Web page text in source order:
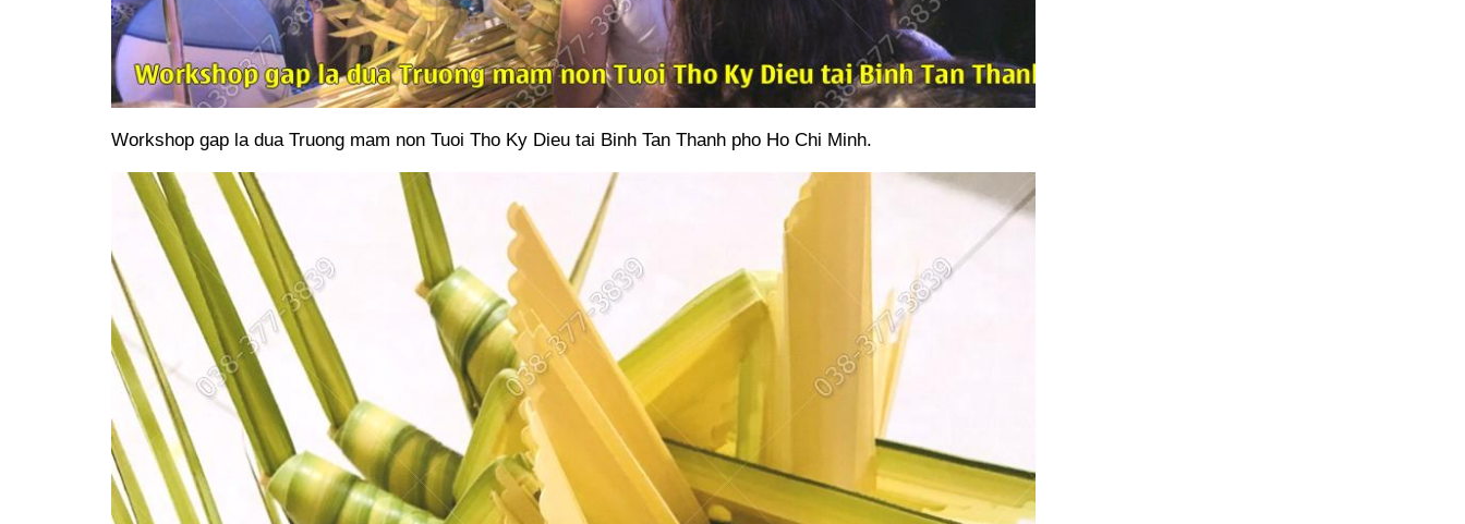
Workshop gap la dua Truong mam non Tuoi Tho Ky Dieu tai Binh Tan Thanh pho Ho Chi Minh.